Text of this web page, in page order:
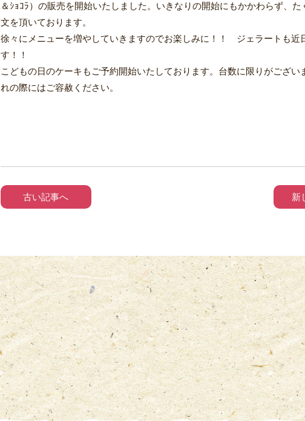
＆ｼｮｺﾗ）の販売を開始いたしました。いきなりの開始にもかかわらず、た
文を頂いております。
徐々にメニューを増やしていきますのでお楽しみに！！ ジェラートも近
す！！
こどもの日のケーキもご予約開始いたしております。台数に限りがござい
れの際にはご容赦ください。
古い記事へ 新